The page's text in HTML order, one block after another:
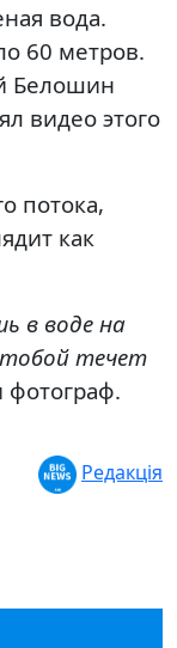
вода.
60 метров.
Белошин
видео этого
потока,
как
в воде на
тобой течет
фотограф.
Редакція